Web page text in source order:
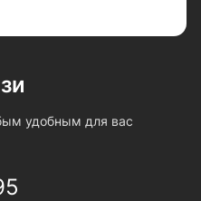
удобным для вас